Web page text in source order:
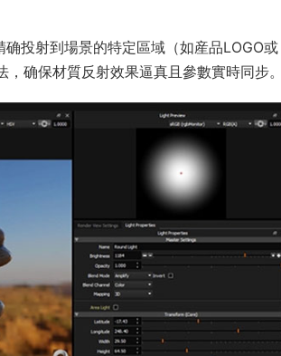
投射到場景的特定區域（如産品LOGO或
确保材質反射效果逼真且參數實時同步。